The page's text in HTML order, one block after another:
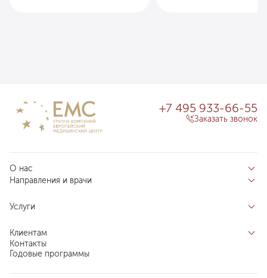
О нас
Отзывы пациентов
О клинике
Новости
Специалистам
Направления и врачи
Направления
Центры компетенций
Услуги
Индивидуальный план здоровья
Комплексные программы
Клиентам
Запись на прием
Контакты
Годовые программы
+7 495 933-66-55
Заказать звонок